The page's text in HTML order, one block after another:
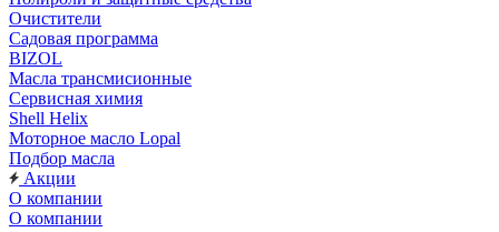
Очистители
Садовая программа
BIZOL
Масла трансмисионные
Сервисная химия
Shell Helix
Моторное масло Lopal
Подбор масла
Акции
О компании
О компании